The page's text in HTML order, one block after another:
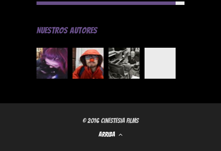
Nuestros Autores
© 2016 Cinestesia Films
ARRIBA